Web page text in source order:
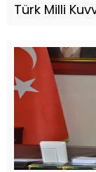
KASIM
Türk Milli